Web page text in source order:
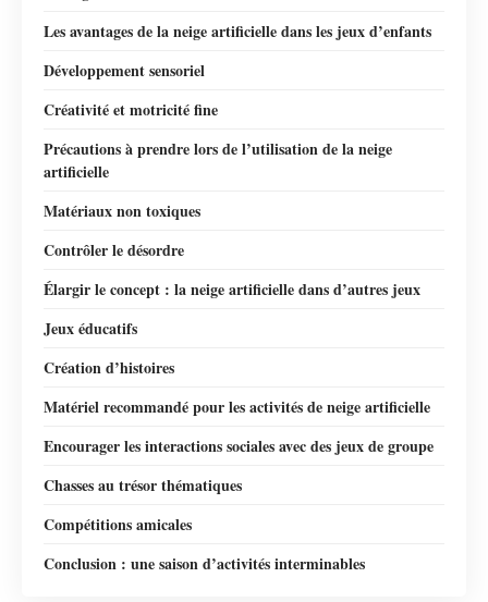
Les avantages de la neige artificielle dans les jeux d’enfants
Développement sensoriel
Créativité et motricité fine
Précautions à prendre lors de l’utilisation de la neige
artificielle
Matériaux non toxiques
Contrôler le désordre
Élargir le concept : la neige artificielle dans d’autres jeux
Jeux éducatifs
Création d’histoires
Matériel recommandé pour les activités de neige artificielle
Encourager les interactions sociales avec des jeux de groupe
Chasses au trésor thématiques
Compétitions amicales
Conclusion : une saison d’activités interminables